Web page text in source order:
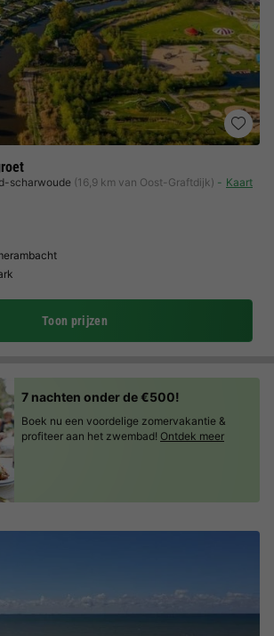
scharwoude (16,9 km van Oost-Graftdijk) Kaart
Toon prijzen
7 nachten onder de €500!
Boek nu een voordelige zomervakantie &
profiteer aan het zwembad! Ontdek meer